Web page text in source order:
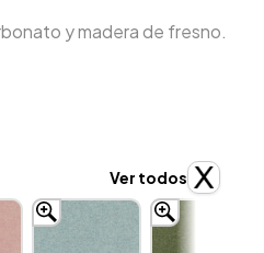
y madera de fresno.
Ver todos